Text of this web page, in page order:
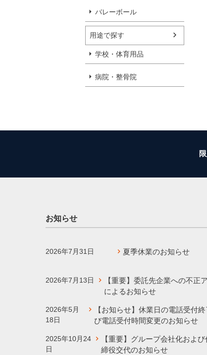
バレーボール
用途で探す
学校・体育用品
病院・整骨院
お知らせ
2026年7月31日 夏季休業のお知らせ
2026年7月13日
【重要】委託先企業への不正
によるお知らせ
2026年5月
18日
【お知らせ】休業日の電話受付終
び電話受付時間変更のお知らせ
2025年10月24
日
【重要】グループ会社化および
締役交代のお知らせ